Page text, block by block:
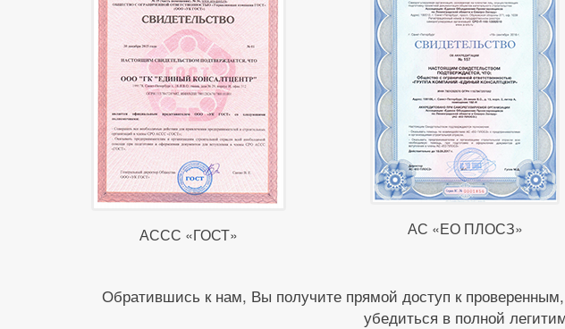
АССС «ГОСТ» АС «ЕО ПЛОСЗ»
Обратившись к нам, Вы получите прямой доступ к
убедиться в полной